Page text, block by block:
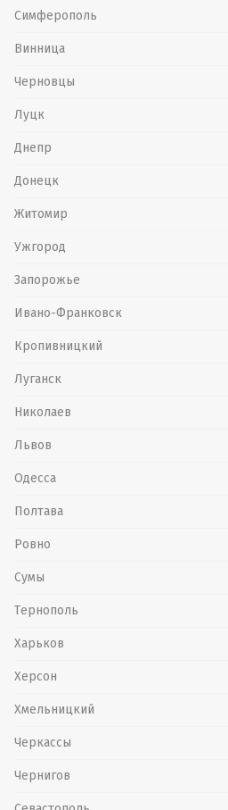
Симферополь
Винница
Черновцы
Луцк
Днепр
Донецк
Житомир
Ужгород
Запорожье
Ивано-Франковск
Кропивницкий
Луганск
Николаев
Львов
Одесса
Полтава
Ровно
Сумы
Тернополь
Харьков
Херсон
Хмельницкий
Черкассы
Чернигов